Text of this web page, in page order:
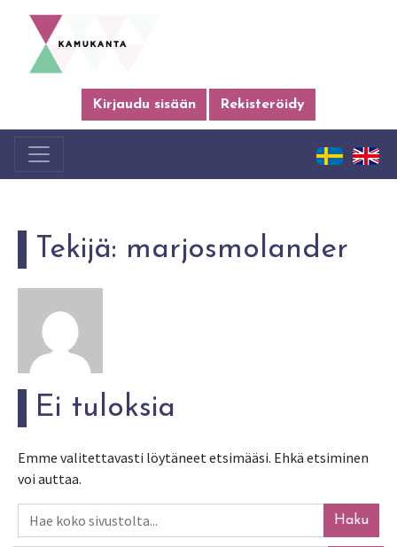
Kirjaudu sisään Rekisteröidy
Tekijä: marjosmolander
Ei tuloksia
Emme valitettavasti löytäneet etsimääsi. Ehkä etsiminen
voi auttaa.
Haku